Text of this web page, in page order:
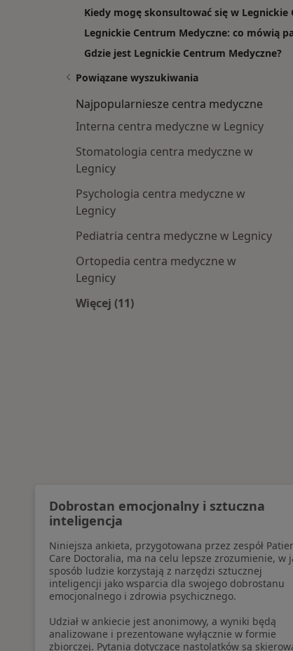
Kiedy mogę skonsultować się w Legnickie
Legnickie Centrum Medyczne: co mówią
Gdzie jest Legnickie Centrum Medyczne?
Powiązane wyszukiwania
Najpopularniesze centra medyczne
Interna centra medyczne w Legnicy
Stomatologia centra medyczne w
Legnicy
Psychologia centra medyczne w
Legnicy
Pediatria centra medyczne w Legnicy
Ortopedia centra medyczne w
Legnicy
Więcej (11)
Dobrostan emocjonalny i sztuczna
inteligencja
Niniejsza ankieta, przygotowana przez zespół
Care Doctoralia, ma na celu lepsze zrozumienie, w
sposób ludzie korzystają z narzędzi sztucznej
inteligencji jako wsparcia dla swojego dobrostanu
emocjonalnego i zdrowia psychicznego.
Udział w ankiecie jest anonimowy, a wyniki będą
analizowane i prezentowane wyłącznie w formie
zbiorczej. Pytania dotyczące nastolatków są